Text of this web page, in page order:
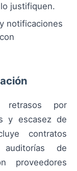
justifiquen.
notificaciones
retrasos por
y escasez de
contratos
de
proveedores